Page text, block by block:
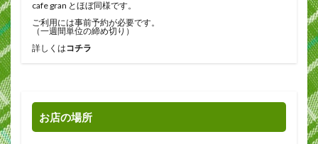
cafe gran とほぼ同様です。
ご利用には事前予約が必要です。
（一週間単位の締め切り）
詳しくはコチラ
お店の場所